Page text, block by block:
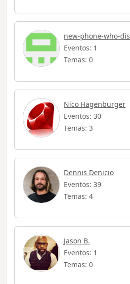
new-phone-who-dis
Eventos: 1
Temas: 0
Nico Hagenburger
Eventos: 30
Temas: 3
Dennis Denicio
Eventos: 39
Temas: 4
Jason B.
Eventos: 1
Temas: 0